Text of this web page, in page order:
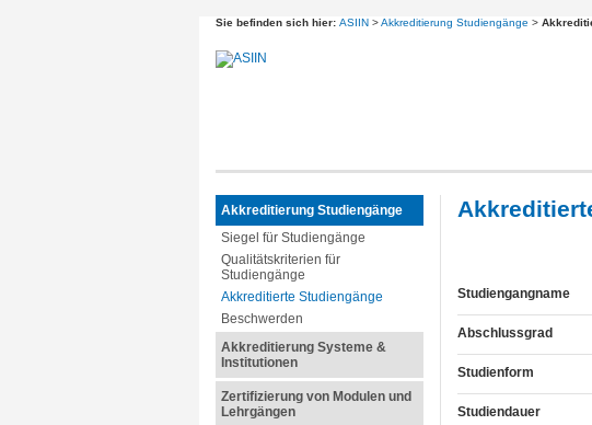
Sie befinden sich hier: ASIIN >Akkreditierung Studiengänge >
Akkreditierung Studiengänge
Siegel für Studiengänge
Qualitätskriterien für
Studiengänge
Akkreditierte Studiengänge
Beschwerden
Akkreditierung Systeme &
Institutionen
Zertifizierung von Modulen und
Lehrgängen
Studiengangname
Abschlussgrad
Studienform
Studiendauer